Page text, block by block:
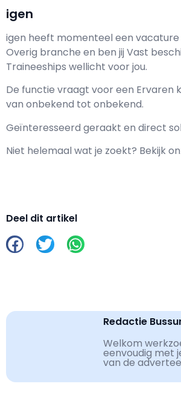
igen
igen heeft momenteel een
Overig branche en ben jij Vast
Traineeships wellicht voor jou.
De functie vraagt voor een Ervaren
van onbekend tot onbekend.
Geïnteresseerd geraakt en direct
Niet helemaal wat je zoekt? Bekijk
Deel dit artikel
Redactie
Welkom
eenvoudig met
van de